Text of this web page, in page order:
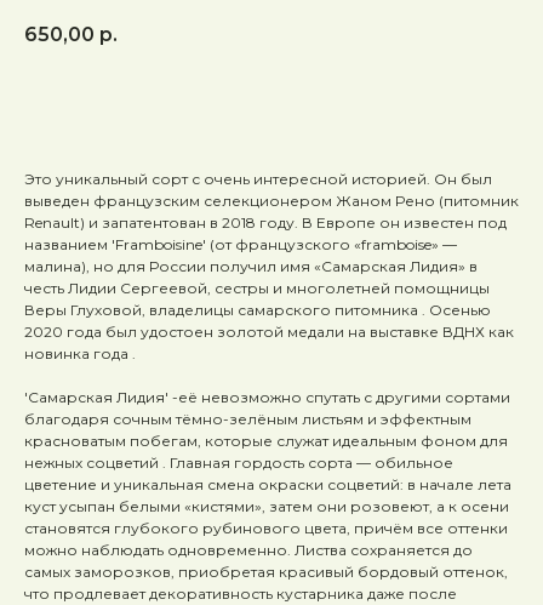
650,00 р.
Это уникальный сорт с очень интересной историей. Он был
выведен французским селекционером Жаном Рено (питомник
Renault) и запатентован в 2018 году. В Европе он известен под
названием 'Framboisine' (от французского «framboise» —
малина), но для России получил имя «Самарская Лидия» в
честь Лидии Сергеевой, сестры и многолетней помощницы
Веры Глуховой, владелицы самарского питомника . Осенью
2020 года был удостоен золотой медали на выставке ВДНХ как
новинка года .
'Самарская Лидия' -её невозможно спутать с другими сортами
благодаря сочным тёмно-зелёным листьям и эффектным
красноватым побегам, которые служат идеальным фоном для
нежных соцветий . Главная гордость сорта — обильное
цветение и уникальная смена окраски соцветий: в начале лета
куст усыпан белыми «кистями», затем они розовеют, а к осени
становятся глубокого рубинового цвета, причём все оттенки
можно наблюдать одновременно. Листва сохраняется до
самых заморозков, приобретая красивый бордовый оттенок,
что продлевает декоративность кустарника даже после